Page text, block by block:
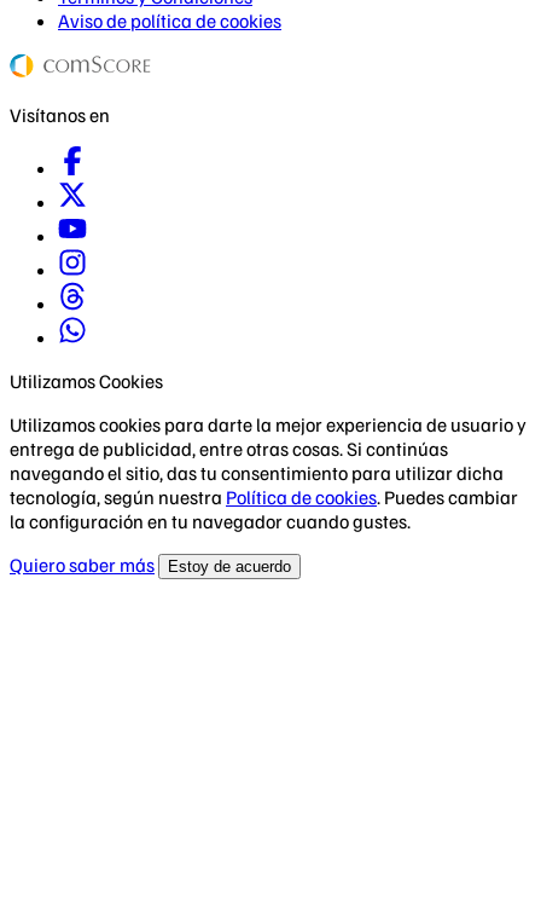
Aviso de política de cookies
Visítanos en
Utilizamos Cookies
Utilizamos cookies para darte la mejor experiencia de usuario y
entrega de publicidad, entre otras cosas. Si continúas
navegando el sitio, das tu consentimiento para utilizar dicha
tecnología, según nuestra Política de cookies. Puedes cambiar
la configuración en tu navegador cuando gustes.
Quiero saber más
Estoy de acuerdo